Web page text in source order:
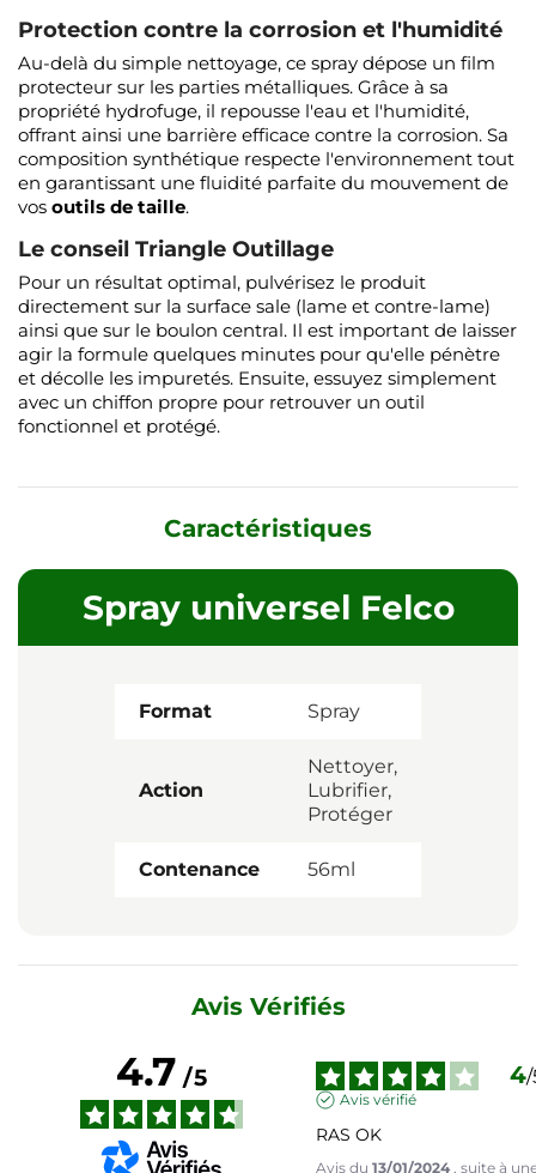
Protection contre la corrosion et l'humidité
Au-delà du simple nettoyage, ce spray dépose un film
protecteur sur les parties métalliques. Grâce à sa
propriété hydrofuge, il repousse l'eau et l'humidité,
offrant ainsi une barrière efficace contre la corrosion. Sa
composition synthétique respecte l'environnement tout
en garantissant une fluidité parfaite du mouvement de
vos outils de taille.
Le conseil Triangle Outillage
Pour un résultat optimal, pulvérisez le produit
directement sur la surface sale (lame et contre-lame)
ainsi que sur le boulon central. Il est important de laisser
agir la formule quelques minutes pour qu'elle pénètre
et décolle les impuretés. Ensuite, essuyez simplement
avec un chiffon propre pour retrouver un outil
fonctionnel et protégé.
Caractéristiques
Spray universel Felco
Format Spray
Action
Nettoyer,
Lubrifier,
Protéger
Contenance 56ml
Avis Vérifiés
4.7/5 4/
Avis vérifié
RAS OK
Avis du13/01/2024 , suite à